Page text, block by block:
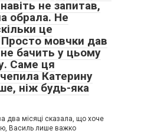
не запитав,
обрала. Не
це
мовчки дав
бачить у цьому
Саме ця
Катерину
ніж будь-яка
два місяці сказала, що хоче
Василь лише важко